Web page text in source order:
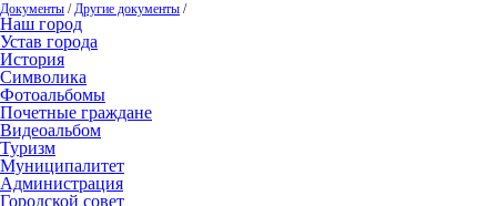
Документы /Другие документы /
Наш город
Устав города
История
Символика
Фотоальбомы
Почетные граждане
Видеоальбом
Туризм
Муниципалитет
Администрация
Городской совет